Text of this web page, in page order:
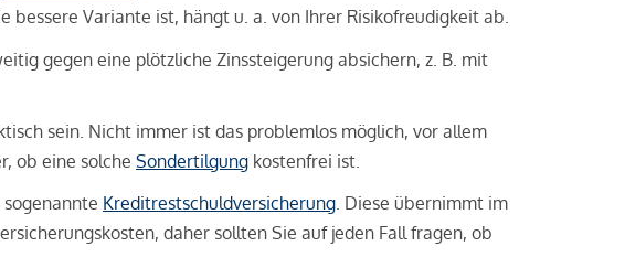
Variante ist, hängt u. a. von Ihrer Risikofreudigkeit ab.
gegen eine plötzliche Zinssteigerung absichern, z. B. mit
sein. Nicht immer ist das problemlos möglich, vor allem
ob eine solche Sondertilgung kostenfrei ist.
Kreditrestschuldversicherung . Diese übernimmt im
daher sollten Sie auf jeden Fall fragen, ob